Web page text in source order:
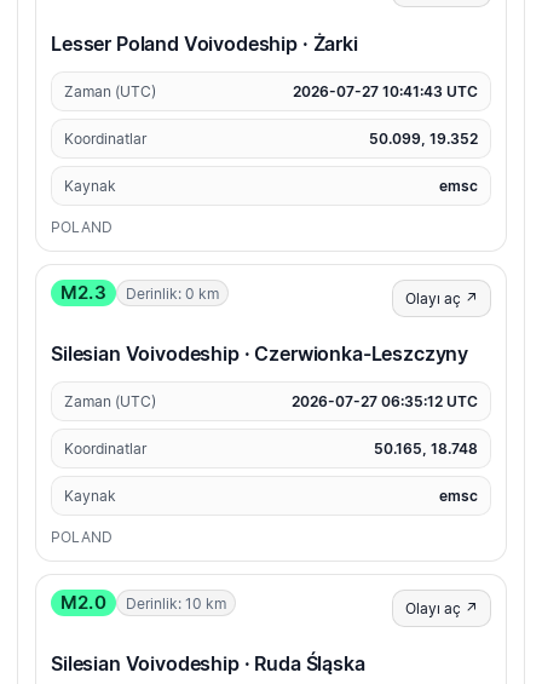
Lesser Poland Voivodeship · Żarki
Zaman (UTC) 2026-07-27 10:41:43 UTC
Koordinatlar 50.099, 19.352
Kaynak emsc
POLAND
M2.3 Derinlik: 0 km Olayı aç ↗
Silesian Voivodeship · Czerwionka-Leszczyny
Zaman (UTC) 2026-07-27 06:35:12 UTC
Koordinatlar 50.165, 18.748
Kaynak emsc
POLAND
M2.0 Derinlik: 10 km Olayı aç ↗
Silesian Voivodeship · Ruda Śląska